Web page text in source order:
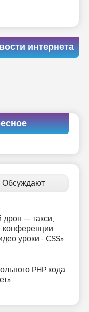
интернета
Обсуждают
дрон — такси,
конференции
уроки - CSS»
PHP кода